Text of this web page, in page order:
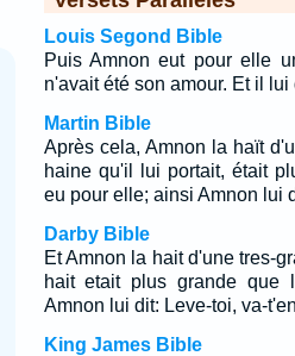
Louis Segond Bible
Puis Amnon eut pour elle
n'avait été son amour. Et il
Martin Bible
Après cela, Amnon la haït
haine qu'il lui portait, était
eu pour elle; ainsi Amnon lui
Darby Bible
Et Amnon la hait d'une tres-
hait etait plus grande que
Amnon lui dit: Leve-toi, va-
King James Bible